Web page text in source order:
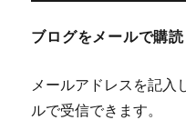
ブログをメールで購読
メールアドレスを記入
ルで受信できます。